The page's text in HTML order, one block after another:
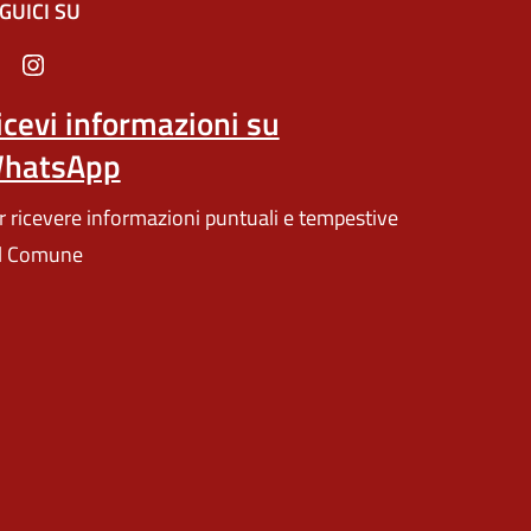
un'altra scheda).
SU
informazioni su
ricevere informazioni puntuali e tempestive
Comune